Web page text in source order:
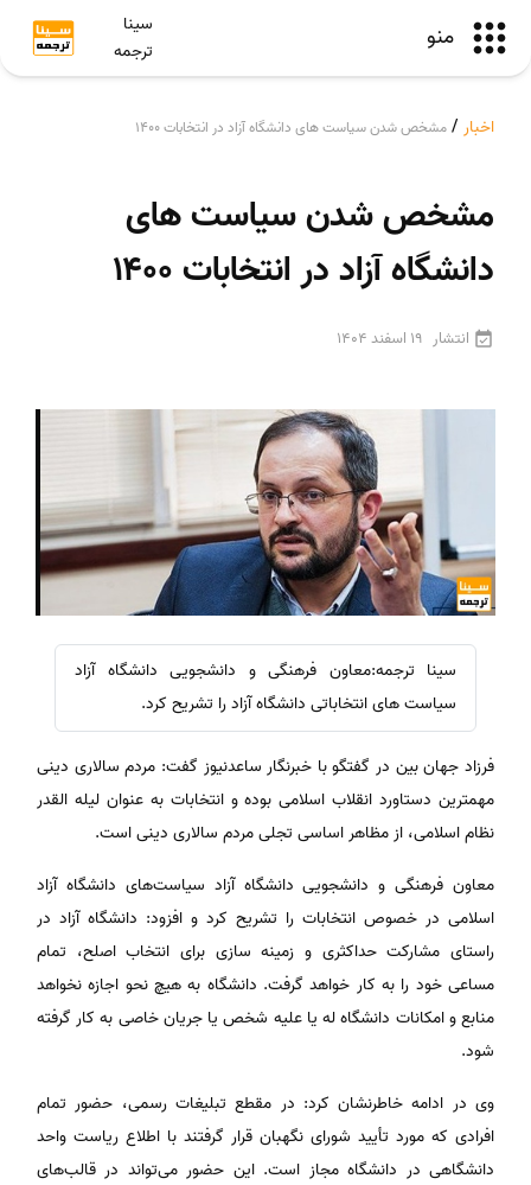
منو
سینا
ترجمه
اخبار / مشخص شدن سیاست های دانشگاه آزاد در انتخابات ۱۴۰۰
مشخص شدن سیاست های
دانشگاه آزاد در انتخابات ۱۴۰۰
انتشار 19 اسفند 1404
سینا ترجمه:معاون فرهنگی و دانشجویی دانشگاه آزاد
سیاست های انتخاباتی دانشگاه آزاد را تشریح کرد.
فرزاد جهان بین در گفتگو با خبرنگار ساعدنیوز گفت: مردم سالاری دینی
مهمترین دستاورد انقلاب اسلامی بوده و انتخابات به عنوان لیله القدر
نظام اسلامی، از مظاهر اساسی تجلی مردم سالاری دینی است.
معاون فرهنگی و دانشجویی دانشگاه آزاد سیاست‌های دانشگاه آزاد
اسلامی در خصوص انتخابات را تشریح کرد و افزود: دانشگاه آزاد در
راستای مشارکت حداکثری و زمینه سازی برای انتخاب اصلح، تمام
مساعی خود را به کار خواهد گرفت. دانشگاه به هیچ نحو اجازه نخواهد
منابع و امکانات دانشگاه له یا علیه شخص یا جریان خاصی به کار گرفته
شود.
وی در ادامه خاطرنشان کرد: در مقطع تبلیغات رسمی، حضور تمام
افرادی که مورد تأیید شورای نگهبان قرار گرفتند با اطلاع ریاست واحد
دانشگاهی در دانشگاه مجاز است. این حضور می‌تواند در قالب‌های